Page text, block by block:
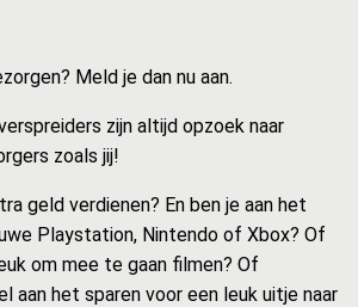
Meld je dan nu aan.
zijn altijd opzoek naar
zoals jij!
geld verdienen? En ben je aan het
Playstation, Nintendo of Xbox? Of
om mee te gaan filmen? Of
aan het sparen voor een leuk uitje naar